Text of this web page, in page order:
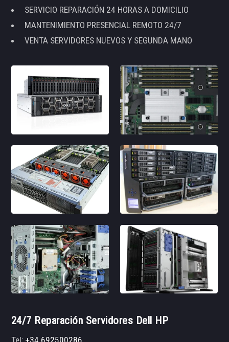
SERVICIO REPARACIÓN 24 HORAS A DOMICILIO
MANTENIMIENTO PRESENCIAL REMOTO 24/7
VENTA SERVIDORES NUEVOS Y SEGUNDA MANO
24/7 Reparación Servidores Dell HP
Tel:+34 692500286